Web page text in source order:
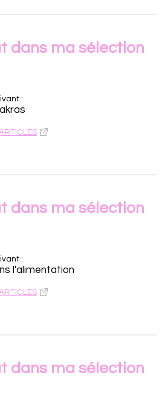
dans ma sélection
:
dans ma sélection
:
l'alimentation
dans ma sélection